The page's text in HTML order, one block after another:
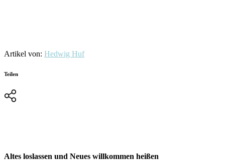
Artikel von: Hedwig Huf
Teilen
Altes loslassen und Neues willkommen heißen